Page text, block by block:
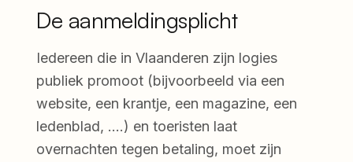
De aanmeldingsplicht
Iedereen die in Vlaanderen zijn logies
publiek promoot (bijvoorbeeld via een
website, een krantje, een magazine, een
ledenblad, ….) en toeristen laat
overnachten tegen betaling, moet zijn